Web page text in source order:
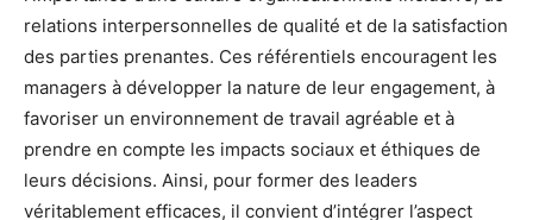
relations interpersonnelles de qualité et de la satisfaction
des parties prenantes. Ces référentiels encouragent les
managers à développer la nature de leur engagement, à
favoriser un environnement de travail agréable et à
prendre en compte les impacts sociaux et éthiques de
leurs décisions. Ainsi, pour former des leaders
véritablement efficaces, il convient d’intégrer l’aspect